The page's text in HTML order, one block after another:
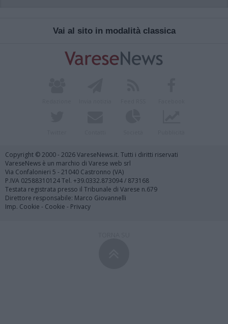
Vai al sito in modalità classica
Copyright © 2000 - 2026 VareseNews.it. Tutti i diritti riservati
VareseNews è un marchio di Varese web srl
Via Confalonieri 5 - 21040 Castronno (VA)
P.IVA 02588310124 Tel. +39.0332.873094 / 873168
Testata registrata presso il Tribunale di Varese n.679
Direttore responsabile: Marco Giovannelli
Imp. Cookie - Cookie - Privacy